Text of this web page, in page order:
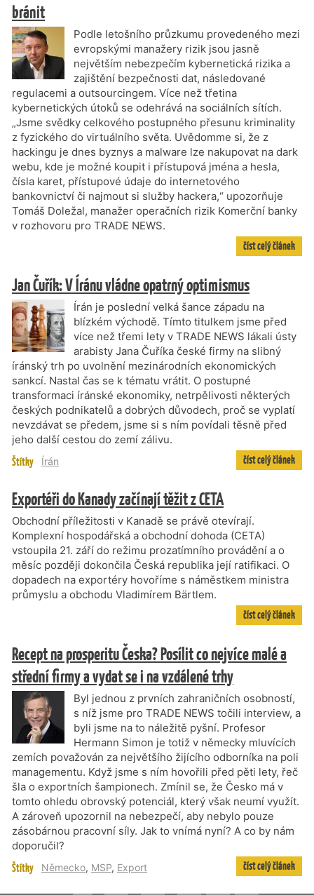
bránit
Podle letošního průzkumu provedeného mezi
evropskými manažery rizik jsou jasně
největším nebezpečím kybernetická rizika a
zajištění bezpečnosti dat, následované
regulacemi a outsourcingem. Více než třetina
kybernetických útoků se odehrává na sociálních sítích.
„Jsme svědky celkového postupného přesunu kriminality
z fyzického do virtuálního světa. Uvědomme si, že z
hackingu je dnes byznys a malware lze nakupovat na dark
webu, kde je možné koupit i přístupová jména a hesla,
čísla karet, přístupové údaje do internetového
bankovnictví či najmout si služby hackera,“ upozorňuje
Tomáš Doležal, manažer operačních rizik Komerční banky
v rozhovoru pro TRADE NEWS.
číst celý článek
Jan Čuřík: V Íránu vládne opatrný optimismus
Írán je poslední velká šance západu na
blízkém východě. Tímto titulkem jsme před
více než třemi lety v TRADE NEWS lákali ústy
arabisty Jana Čuříka české firmy na slibný
íránský trh po uvolnění mezinárodních ekonomických
sankcí. Nastal čas se k tématu vrátit. O postupné
transformaci íránské ekonomiky, netrpělivosti některých
českých podnikatelů a dobrých důvodech, proč se vyplatí
nevzdávat se předem, jsme si s ním povídali těsně před
jeho další cestou do zemí zálivu.
Štítky Írán číst celý článek
Exportéři do Kanady začínají těžit z CETA
Obchodní příležitosti v Kanadě se právě otevírají.
Komplexní hospodářská a obchodní dohoda (CETA)
vstoupila 21. září do režimu prozatímního provádění a o
měsíc později dokončila Česká republika její ratifikaci. O
dopadech na exportéry hovoříme s náměstkem ministra
průmyslu a obchodu Vladimírem Bärtlem.
číst celý článek
Recept na prosperitu Česka? Posílit co nejvíce malé a
střední firmy a vydat se i na vzdálené trhy
Byl jednou z prvních zahraničních osobností,
s níž jsme pro TRADE NEWS točili interview, a
byli jsme na to náležitě pyšní. Profesor
Hermann Simon je totiž v německy mluvících
zemích považován za největšího žijícího odborníka na poli
managementu. Když jsme s ním hovořili před pěti lety, řeč
šla o exportních šampionech. Zmínil se, že Česko má v
tomto ohledu obrovský potenciál, který však neumí využít.
A zároveň upozornil na nebezpečí, aby nebylo pouze
zásobárnou pracovní síly. Jak to vnímá nyní? A co by nám
doporučil?
Štítky Německo, MSP, Export číst celý článek